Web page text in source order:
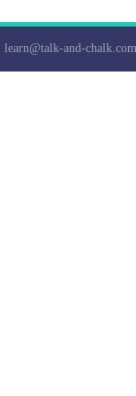
learn@talk-and-chalk.com